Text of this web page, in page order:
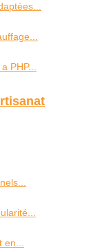
PHP...